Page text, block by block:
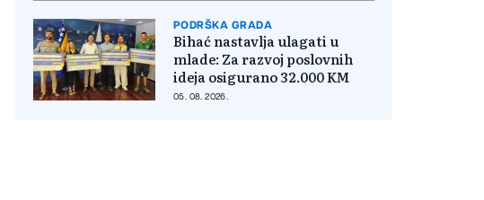
PODRŠKA GRADA
Bihać nastavlja ulagati u
mlade: Za razvoj poslovnih
ideja osigurano 32.000 KM
05. 08. 2026.